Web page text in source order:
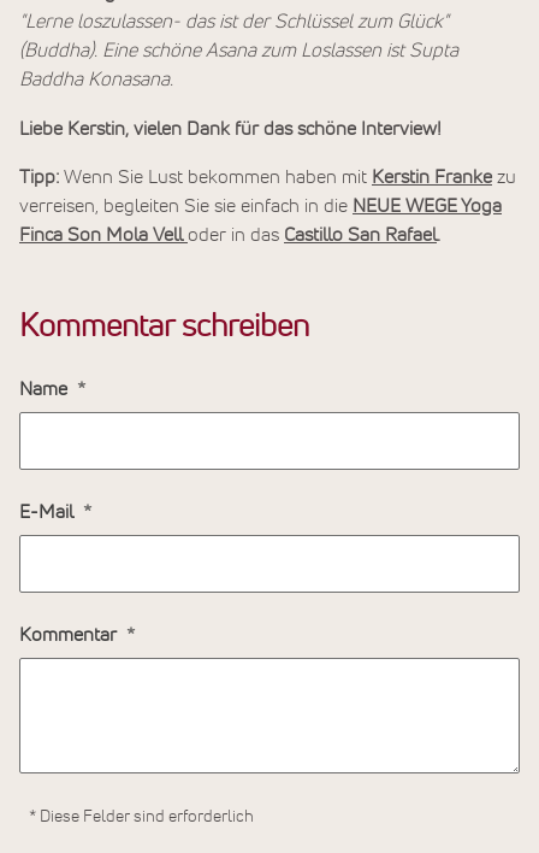
"Lerne loszulassen- das ist der Schlüssel zum Glück"
(Buddha). Eine schöne Asana zum Loslassen ist Supta
Baddha Konasana.
Liebe Kerstin, vielen Dank für das schöne Interview!
Tipp: Wenn Sie Lust bekommen haben mit Kerstin Franke zu
verreisen, begleiten Sie sie einfach in die NEUE WEGE Yoga
Finca Son Mola Vell oder in das Castillo San Rafael.
Kommentar schreiben
Name
E-Mail
Kommentar
* Diese Felder sind erforderlich